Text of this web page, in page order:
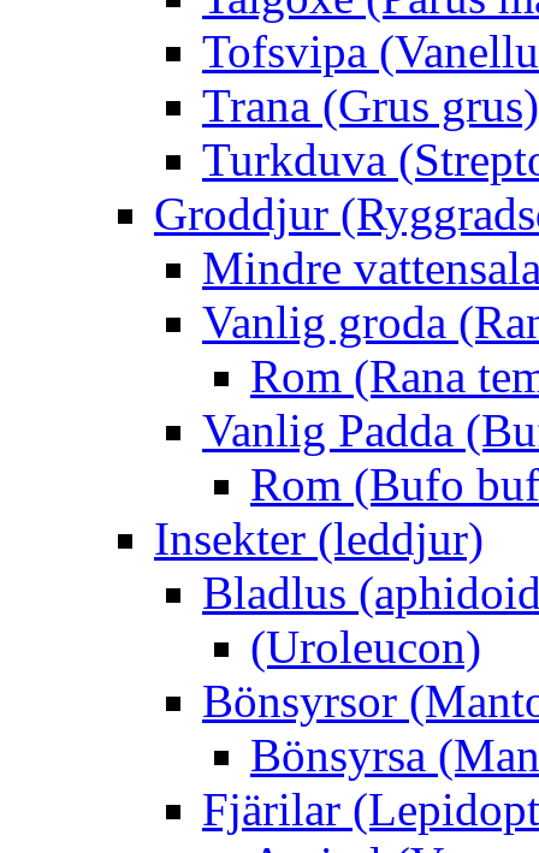
Tofsvipa
Trana (Grus grus)
Turkduva
Groddjur
Mindre
Vanlig groda
Rom (Rana
Vanlig Padda
Rom (Bufo
Insekter (leddjur)
Bladlus
(Uroleucon)
Bönsyrsor
Bönsyrsa
Fjärilar